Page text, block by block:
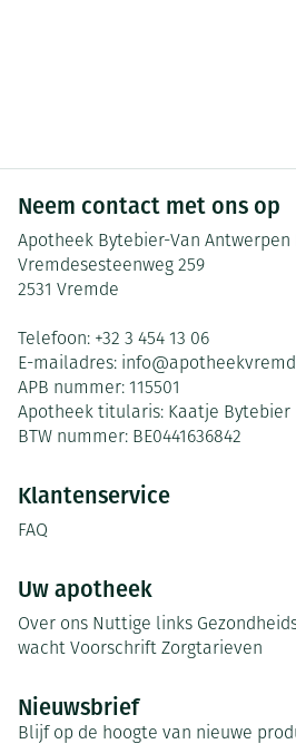
Neem contact met ons op
Apotheek Bytebier-Van Antwerpen
Vremdesesteenweg 259
2531 Vremde
Telefoon: +32 3 454 13 06
E-mailadres: info@
APB nummer: 115501
Apotheek titularis: Kaatje Bytebier
BTW nummer: BE0441636842
Klantenservice
FAQ
Uw apotheek
Over ons Nuttige links
wacht Voorschrift Zorgtarieven
Nieuwsbrief
Blijf op de hoogte van nieuwe